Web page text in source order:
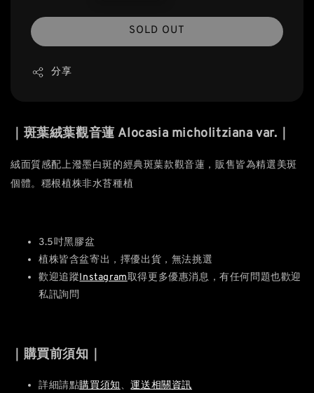
SOLD OUT
分享
｜斑葉絨葉觀音蓮 Alocasia micholitziana var.｜
絨面質感配上潑墨白斑的經典斑葉款觀音蓮，販售皆為精選美斑
個體。穩根植株非水苔種植
3.5吋黑膠盆
植株皆含盆寄出，擇優出貨，無法挑選
歡迎追蹤Instagram取得更多優惠消息，有任何問題也歡迎
私訊詢問
｜購買前須知｜
詳細請點購買須知、運送相關資訊